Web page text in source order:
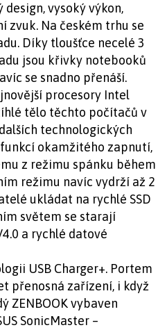
vysoký výkon,
zvuk. Na českém trhu se
Díky tloušťce necelé 3
jsou křivky notebooků
se snadno přenáší.
procesory Intel
tělo těchto počítačů v
technologických
okamžitého zapnutí,
z režimu spánku během
režimu navíc vydrží až 2
ukládat na rychlé SSD
světem se starají
a rychlé datové
USB Charger+. Portem
přenosná zařízení, i když
ZENBOOK vybaven
SonicMaster –